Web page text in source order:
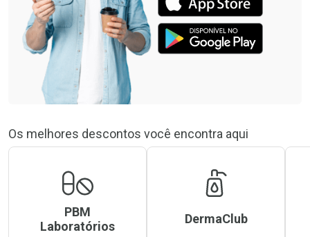
Os melhores descontos você encontra aqui
PBM
Laboratórios
DermaClub